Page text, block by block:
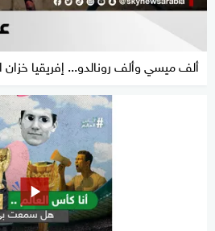
ألف ميسي وألف رونالدو... إفريقيا